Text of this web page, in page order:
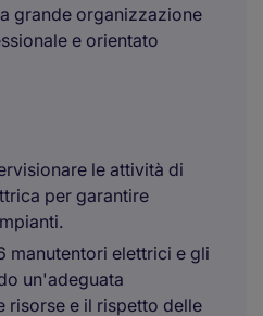
grande organizzazione
e orientato
le attività di
per garantire
manutentori elettrici e gli
un'adeguata
risorse e il rispetto delle